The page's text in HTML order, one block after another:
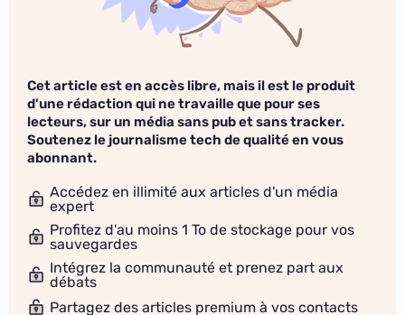
Cet article est en accès libre, mais il est le produit
d'une rédaction qui ne travaille que pour ses
lecteurs, sur un média sans pub et sans tracker.
Soutenez le journalisme tech de qualité en vous
abonnant.
Accédez en illimité aux articles d'un média
expert
Profitez d'au moins 1 To de stockage pour vos
sauvegardes
Intégrez la communauté et prenez part aux
débats
Partagez des articles premium à vos contacts